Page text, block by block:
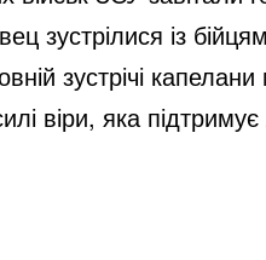
d
e
зустрілися із
зустрічі
віри, яка